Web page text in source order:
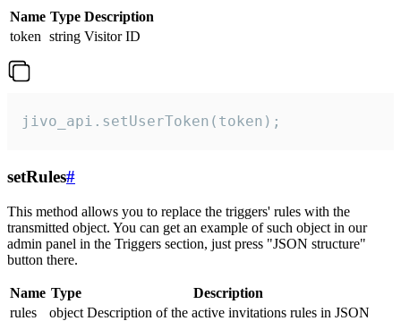
Name Type Description
token string Visitor ID
jivo_api.setUserToken(token);
setRules#
This method allows you to replace the triggers' rules with the
transmitted object. You can get an example of such object in our
admin panel in the Triggers section, just press "JSON structure"
button there.
Name Type
Description
rules
object Description of the active invitations rules in JSON